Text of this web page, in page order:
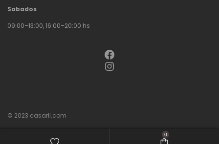
Sabados
09:00–13:00, 16:00–20:00 hs
Facebook
Instagram
© 2023 casarli.com
0